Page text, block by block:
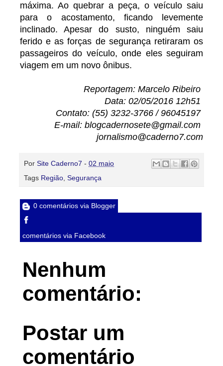
máxima. Ao quebrar a peça, o veículo saiu
para o acostamento, ficando levemente
inclinado. Apesar do susto, ninguém saiu
ferido e as forças de segurança retiraram os
passageiros do veículo, onde eles seguiram
viagem em um novo ônibus.
Reportagem: Marcelo Ribeiro
Data: 02/05/2016 12h51
Contato: (55) 3232-3766 / 96045197
E-mail: blogcadernosete@gmail.com
jornalismo@caderno7.com
Por Site Caderno7 - 02 maio
Tags Região, Segurança
0 comentários via Blogger
comentários via Facebook
Nenhum
comentário:
Postar um
comentário